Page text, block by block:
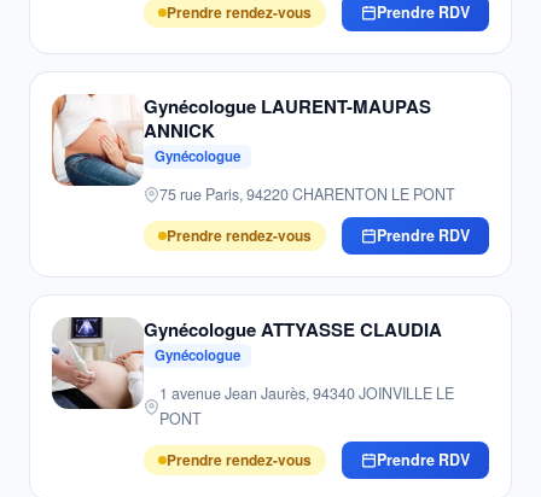
Prendre rendez-vous
Prendre RDV
Gynécologue LAURENT-MAUPAS
ANNICK
Gynécologue
75 rue Paris, 94220 CHARENTON LE PONT
Prendre rendez-vous
Prendre RDV
Gynécologue ATTYASSE CLAUDIA
Gynécologue
1 avenue Jean Jaurès, 94340 JOINVILLE LE
PONT
Prendre rendez-vous
Prendre RDV